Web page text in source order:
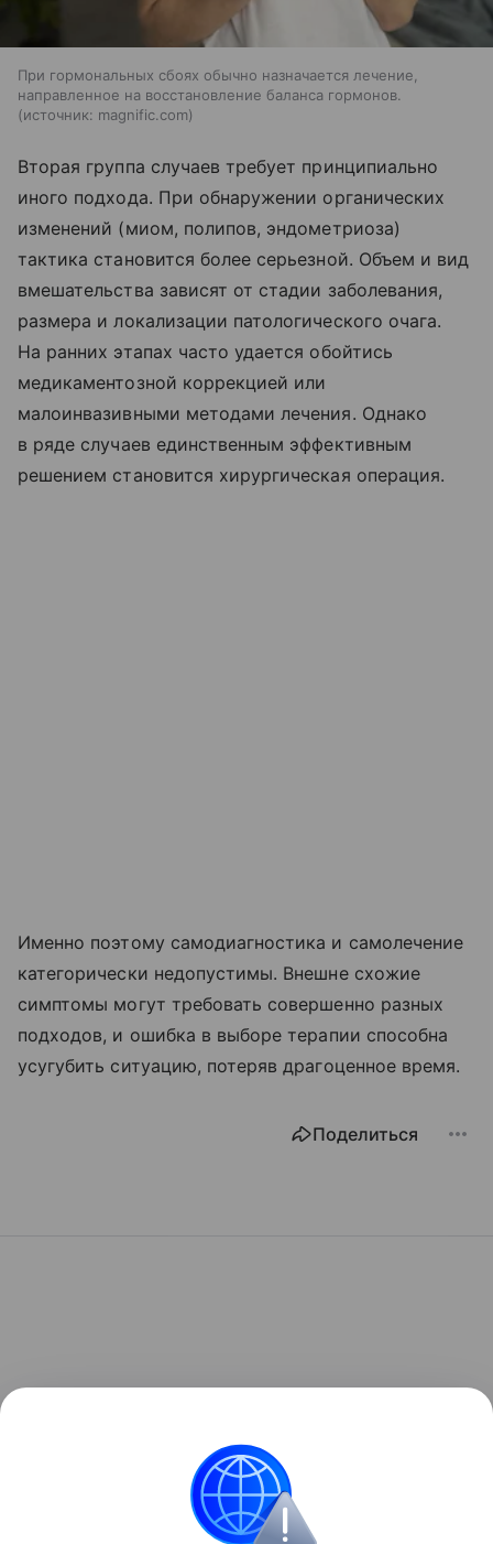
При гормональных сбоях обычно назначается лечение,
направленное на восстановление баланса гормонов.
источник: magnific.com
Вторая группа случаев требует принципиально
иного подхода. При обнаружении органических
изменений (миом, полипов, эндометриоза)
тактика становится более серьезной. Объем и вид
вмешательства зависят от стадии заболевания,
размера и локализации патологического очага.
На ранних этапах часто удается обойтись
медикаментозной коррекцией или
малоинвазивными методами лечения. Однако
в ряде случаев единственным эффективным
решением становится хирургическая операция.
Именно поэтому самодиагностика и самолечение
категорически недопустимы. Внешне схожие
симптомы могут требовать совершенно разных
подходов, и ошибка в выборе терапии способна
усугубить ситуацию, потеряв драгоценное время.
Поделиться